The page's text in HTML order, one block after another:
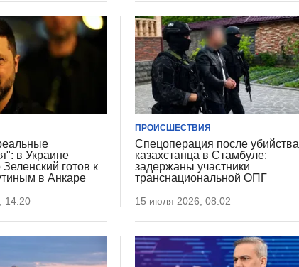
в Украине
готов к
в Анкаре
14:20
ПРОИСШЕСТВИЯ
Спецоперация после убийства
казахстанца в Стамбуле:
задержаны участники
транснациональной ОПГ
15 июля 2026, 08:02